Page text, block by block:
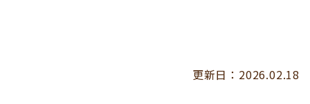
更新日： 2026.02.18